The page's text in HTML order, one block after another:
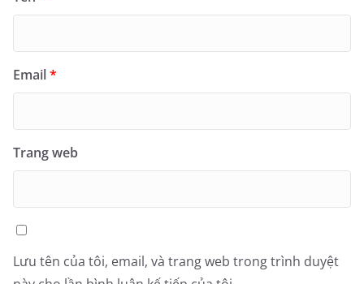
Email*
Trang web
Lưu tên của tôi, email, và trang web trong trình duyệt